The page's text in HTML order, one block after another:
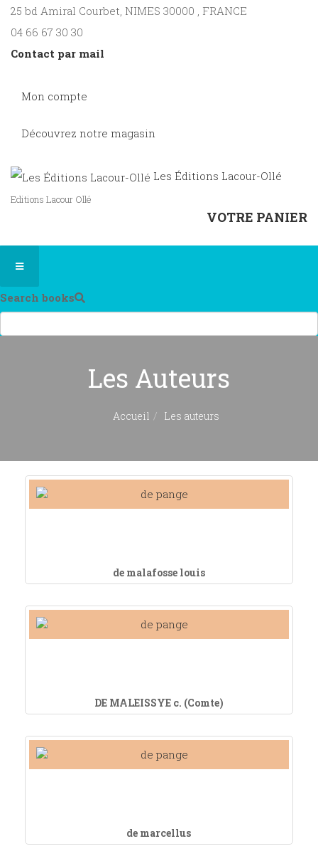
25 bd Amiral Courbet, NIMES 30000 , FRANCE
04 66 67 30 30
Contact par mail
Mon compte
Découvrez notre magasin
Les Éditions Lacour-Ollé
Editions Lacour Ollé
VOTRE PANIER
Search books
Les Auteurs
Accueil Les auteurs
de malafosse louis
DE MALEISSYE c. (Comte)
de marcellus